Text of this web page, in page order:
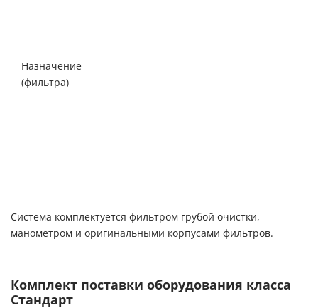
Назначение
(фильтра)
Система комплектуется фильтром грубой очистки,
манометром и оригинальными корпусами фильтров.
Комплект поставки оборудования класса
Стандарт